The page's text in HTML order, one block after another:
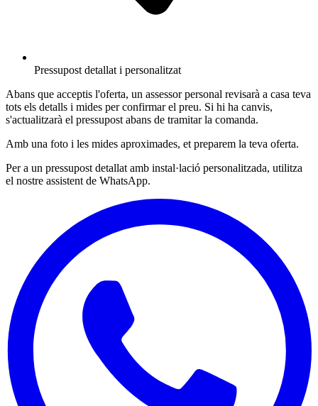
Pressupost detallat i personalitzat
Abans que acceptis l'oferta, un assessor personal revisarà a casa teva
tots els detalls i mides per confirmar el preu. Si hi ha canvis,
s'actualitzarà el pressupost abans de tramitar la comanda.
Amb una foto i les mides aproximades, et preparem la teva oferta.
Per a un pressupost detallat amb instal·lació personalitzada, utilitza
el nostre assistent de WhatsApp.